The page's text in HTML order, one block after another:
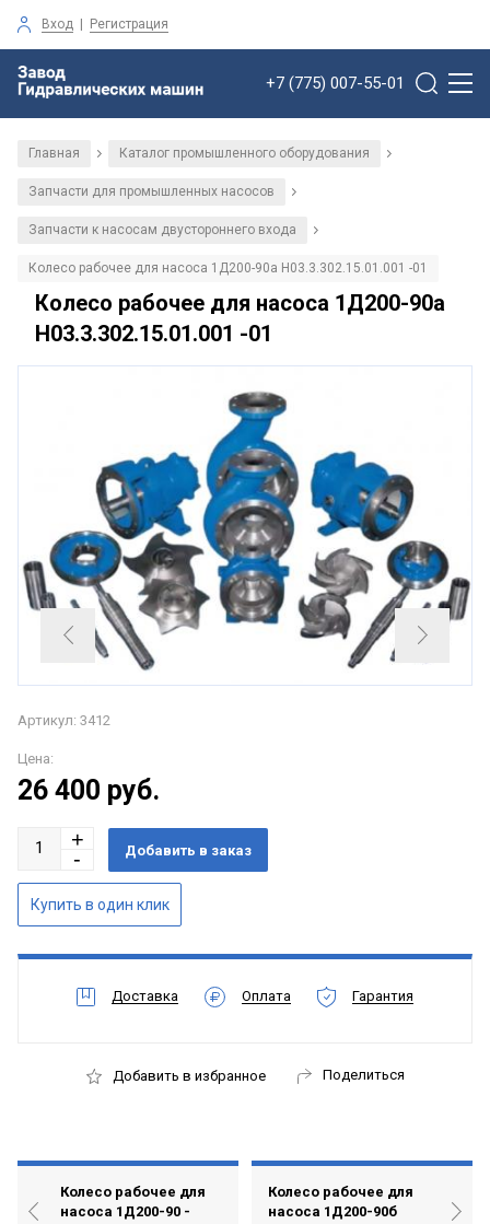
Вход | Регистрация
+7 (775) 007-55-01
Главная / Каталог промышленного оборудования /
Запчасти для промышленных насосов /
Запчасти к насосам двустороннего входа /
Колесо рабочее для насоса 1Д200-90а H03.3.302.15.01.001 -01
Колесо рабочее для насоса 1Д200-90а
H03.3.302.15.01.001 -01
Артикул: 3412
Цена:
26 400 руб.
Доставка Оплата Гарантия
Добавить в избранное Поделиться
Колесо рабочее для
насоса 1Д200-90 -
Колесо рабочее для
насоса 1Д200-90б